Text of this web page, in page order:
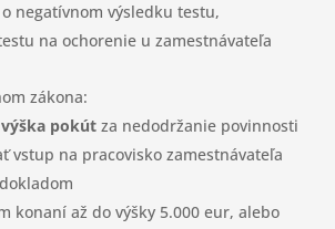
negatívnom výsledku testu,
na ochorenie u zamestnávateľa
zákona:
pokút za nedodržanie povinnosti
vstup na pracovisko zamestnávateľa
konaní až do výšky 5.000 eur, alebo